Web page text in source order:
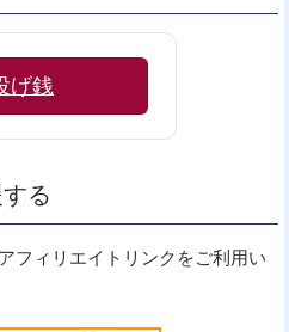
げ銭
る
フィリエイトリンクをご利用い